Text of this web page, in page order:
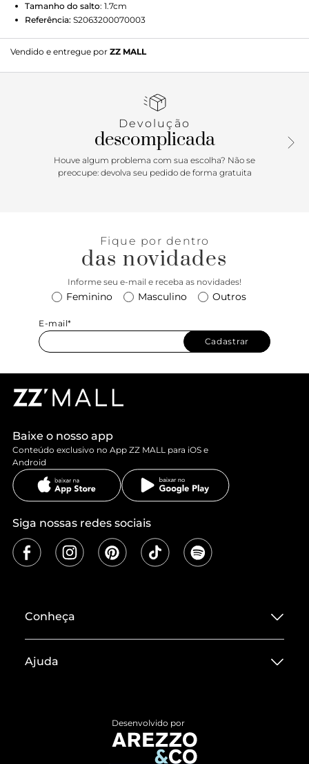
Tamanho do salto: 1.7cm
Referência: S2063200070003
Vendido e entregue por ZZ MALL
Devolução
descomplicada
Houve algum problema com sua escolha? Não se
preocupe: devolva seu pedido de forma gratuita
Fique por dentro
das novidades
Informe seu e-mail e receba as novidades!
Feminino Masculino Outros
E-mail*
Cadastrar
Baixe o nosso app
Conteúdo exclusivo no App ZZ MALL para iOS e
Android
Siga nossas redes sociais
Conheça
Termos de Uso
ZZ MALL é confiável
Ajuda
Devolução do Produto
Desenvolvido por